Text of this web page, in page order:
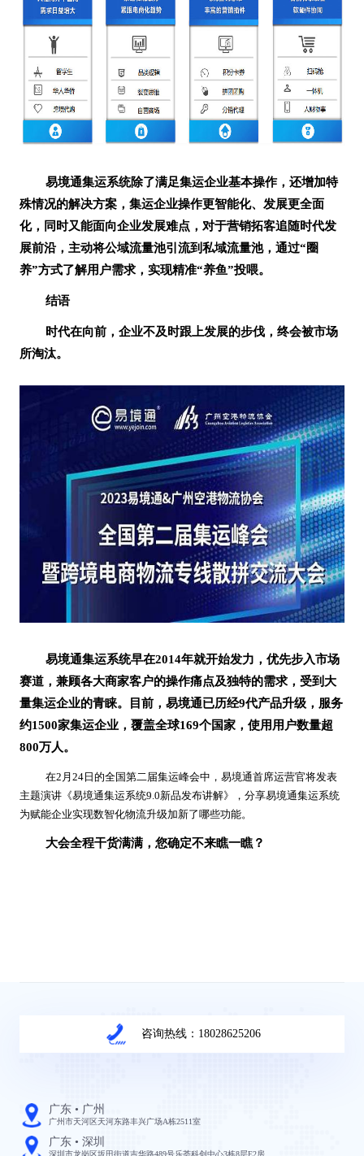
易境通集运系统除了满足集运企业基本操作，还增加特
殊情况的解决方案，集运企业操作更智能化、发展更全面
化，同时又能面向企业发展难点，对于营销拓客追随时代发
展前沿，主动将公域流量池引流到私域流量池，通过“圈
养”方式了解用户需求，实现精准“养鱼”投喂。
结语
时代在向前，企业不及时跟上发展的步伐，终会被市场
所淘汰。
易境通集运系统早在2014年就开始发力，优先步入市场
赛道，兼顾各大商家客户的操作痛点及独特的需求，受到大
量集运企业的青睐。目前，易境通已历经9代产品升级，服务
约1500家集运企业，覆盖全球169个国家，使用用户数量超
800万人。
在2 月 24 日的全国第二届集运峰会中，易境通首席运营官将发表
主题演讲《易境通集运系统9.0新品发布讲解》 ， 分享易境通集运系统
为赋能企业实现数智化物流升级加新了哪些功能。
大会全程干货满满，您确定不来瞧一瞧？
咨询热线：18028625206
广东 • 广州
广州市天河区天河东路丰兴广场A栋2511室
广东 • 深圳
深圳市龙岗区坂田街道吉华路489号乐荟科创中心3栋8层E2房